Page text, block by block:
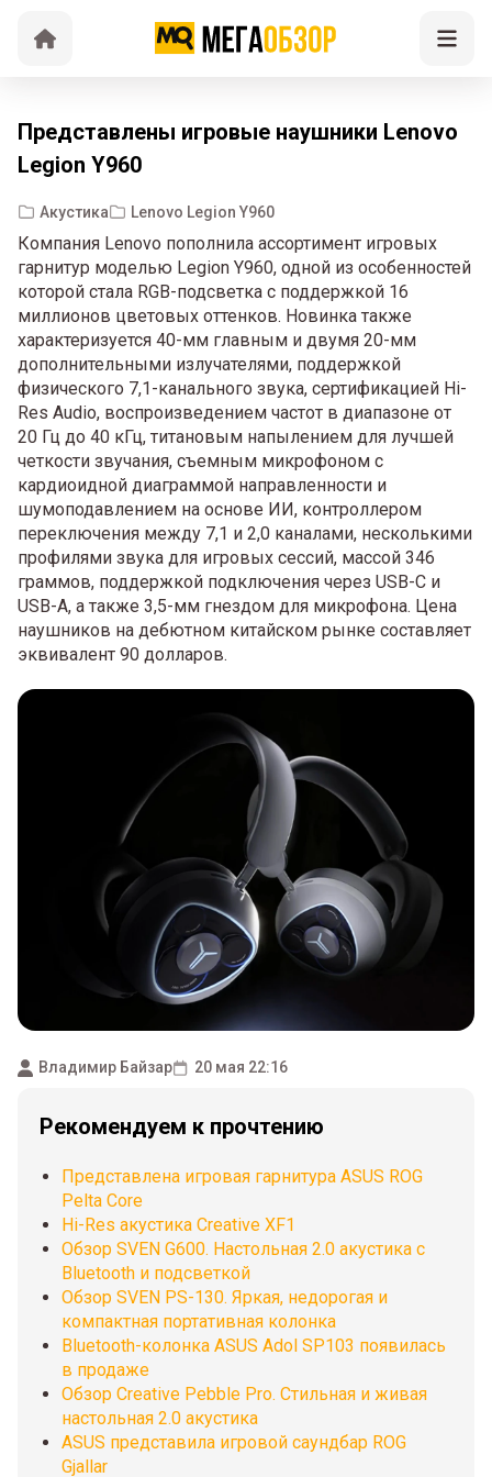
Представлены игровые наушники Lenovo
Legion Y960
Акустика Lenovo Legion Y960
Компания Lenovo пополнила ассортимент игровых
гарнитур моделью Legion Y960, одной из особенностей
которой стала RGB-подсветка с поддержкой 16
миллионов цветовых оттенков. Новинка также
характеризуется 40-мм главным и двумя 20-мм
дополнительными излучателями, поддержкой
физического 7,1-канального звука, сертификацией Hi-
Res Audio, воспроизведением частот в диапазоне от
20 Гц до 40 кГц, титановым напылением для лучшей
четкости звучания, съемным микрофоном с
кардиоидной диаграммой направленности и
шумоподавлением на основе ИИ, контроллером
переключения между 7,1 и 2,0 каналами, несколькими
профилями звука для игровых сессий, массой 346
граммов, поддержкой подключения через USB-C и
USB-A, а также 3,5-мм гнездом для микрофона. Цена
наушников на дебютном китайском рынке составляет
эквивалент 90 долларов.
Владимир Байзар 20 мая 22:16
Рекомендуем к прочтению
Представлена игровая гарнитура ASUS ROG
Pelta Core
Hi-Res акустика Creative XF1
Обзор SVEN G600. Настольная 2.0 акустика с
Bluetooth и подсветкой
Обзор SVEN PS-130. Яркая, недорогая и
компактная портативная колонка
Bluetooth-колонка ASUS Adol SP103 появилась
в продаже
Обзор Creative Pebble Pro. Стильная и живая
настольная 2.0 акустика
ASUS представила игровой саундбар ROG
Gjallar